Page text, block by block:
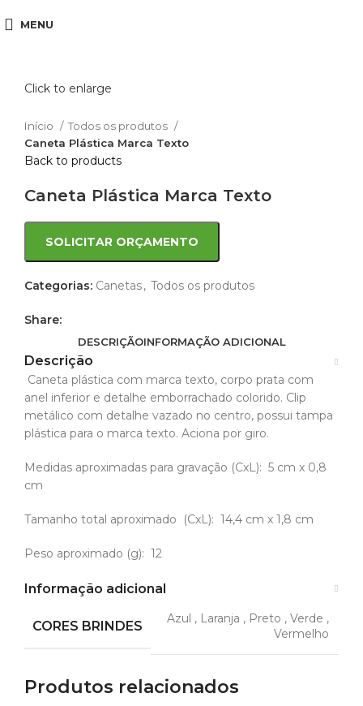
MENU
Click to enlarge
Início
Todos os produtos
Caneta Plástica Marca Texto
Back to products
Caneta Plástica Marca Texto
SOLICITAR ORÇAMENTO
Categorias: Canetas, Todos os produtos
Share:
DESCRIÇÃOINFORMAÇÃO ADICIONAL
Descrição
Caneta plástica com marca texto, corpo prata com
anel inferior e detalhe emborrachado colorido. Clip
metálico com detalhe vazado no centro, possui tampa
plástica para o marca texto. Aciona por giro.
Medidas aproximadas para gravação (CxL): 5 cm x 0,8
cm
Tamanho total aproximado (CxL): 14,4 cm x 1,8 cm
Peso aproximado (g): 12
Informação adicional
CORES BRINDES Azul , Laranja , Preto , Verde ,
Vermelho
Produtos relacionados